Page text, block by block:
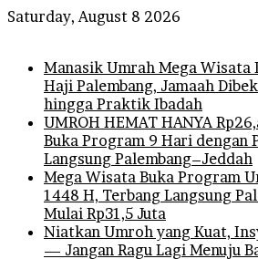
Saturday, August 8 2026
Manasik Umrah Mega Wisata
Haji Palembang, Jamaah
hingga Praktik Ibadah
UMROH HEMAT HANYA
Buka Program 9 Hari dengan
Langsung Palembang–Jeddah
Mega Wisata Buka Program
1448 H, Terbang Langsung
Mulai Rp31,5 Juta
Niatkan Umroh yang Kuat,
— Jangan Ragu Lagi Menuju